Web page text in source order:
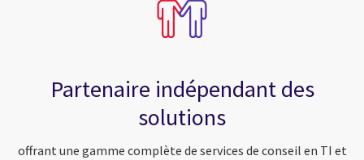
Partenaire indépendant des
solutions
offrant une gamme complète de services de conseil en TI et